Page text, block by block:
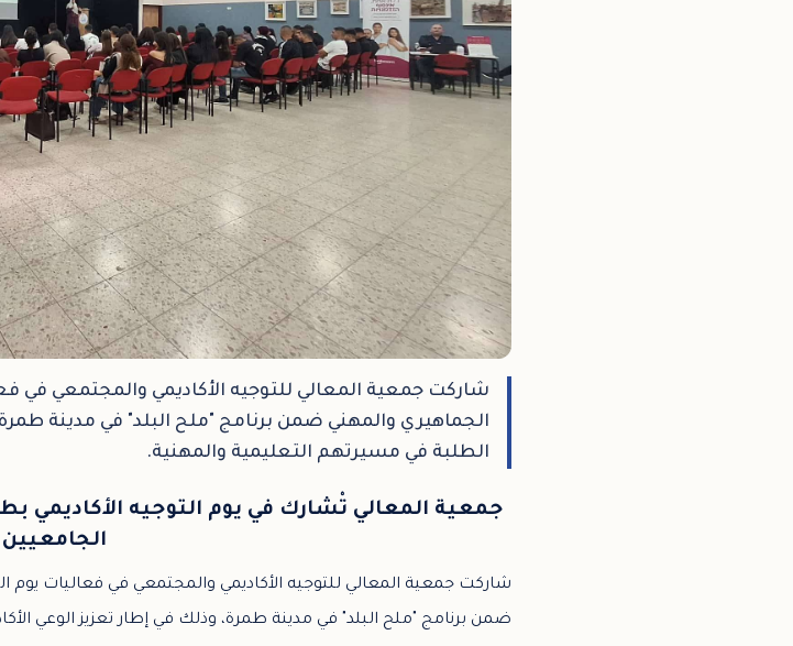
شاركت جمعية المعالي للتوجيه الأكاديمي والمجتمعي في
الجماهيري والمهني ضمن برنامج "ملح البلد" في مدينة
الطلبة في مسيرتهم التعليمية والمهنية.
جمعية المعالي تْشارك في يوم التوجيه الأكاديمي
الجامعيين
شاركت جمعية المعالي للتوجيه الأكاديمي والمجتمعي في فعاليات يوم
ضمن برنامج "ملح البلد" في مدينة طمرة، وذلك في إطار تعزيز الوعي